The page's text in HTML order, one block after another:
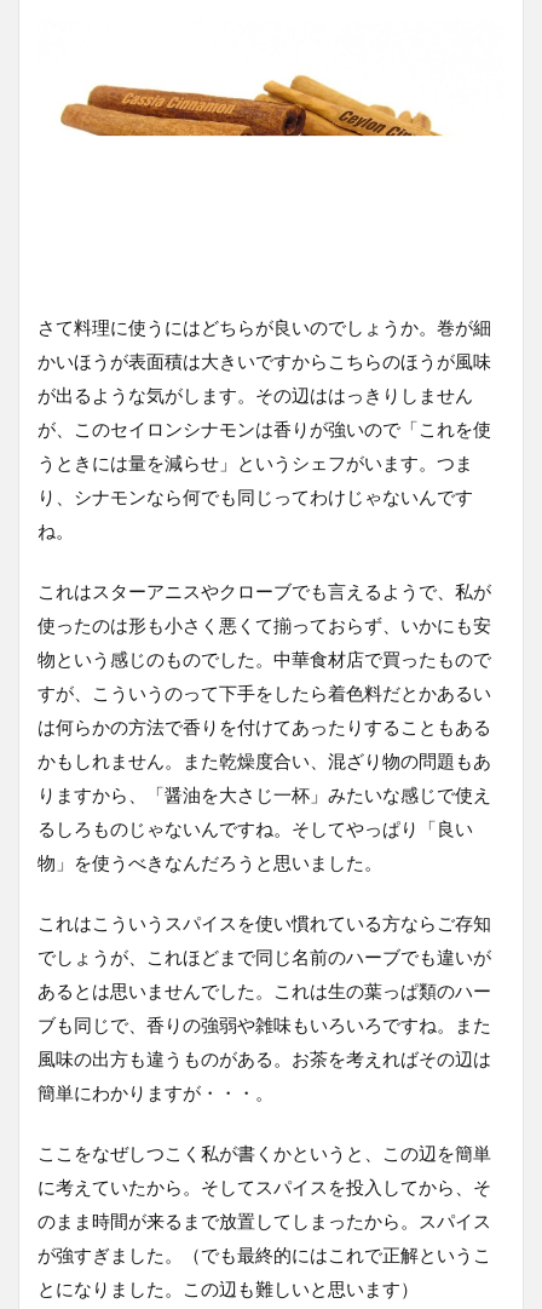
さて料理に使うにはどちらが良いのでしょうか。巻が細
かいほうが表面積は大きいですからこちらのほうが風味
が出るような気がします。その辺ははっきりしません
が、このセイロンシナモンは香りが強いので「これを使
うときには量を減らせ」というシェフがいます。つま
り、シナモンなら何でも同じってわけじゃないんです
ね。
これはスターアニスやクローブでも言えるようで、私が
使ったのは形も小さく悪くて揃っておらず、いかにも安
物という感じのものでした。中華食材店で買ったもので
すが、こういうのって下手をしたら着色料だとかあるい
は何らかの方法で香りを付けてあったりすることもある
かもしれません。また乾燥度合い、混ざり物の問題もあ
りますから、「醤油を大さじ一杯」みたいな感じで使え
るしろものじゃないんですね。そしてやっぱり「良い
物」を使うべきなんだろうと思いました。
これはこういうスパイスを使い慣れている方ならご存知
でしょうが、これほどまで同じ名前のハーブでも違いが
あるとは思いませんでした。これは生の葉っぱ類のハー
ブも同じで、香りの強弱や雑味もいろいろですね。また
風味の出方も違うものがある。お茶を考えればその辺は
簡単にわかりますが・・・。
ここをなぜしつこく私が書くかというと、この辺を簡単
に考えていたから。そしてスパイスを投入してから、そ
のまま時間が来るまで放置してしまったから。スパイス
が強すぎました。（でも最終的にはこれで正解というこ
とになりました。この辺も難しいと思います）